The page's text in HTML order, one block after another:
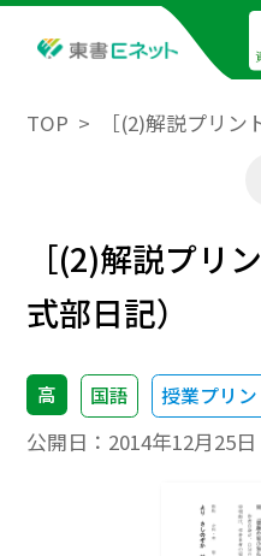
TOP ［(2)解説プリン
［(2)解説プリ
式部日記）
高 国語 授業プリ
公開日： 2014年12月25日